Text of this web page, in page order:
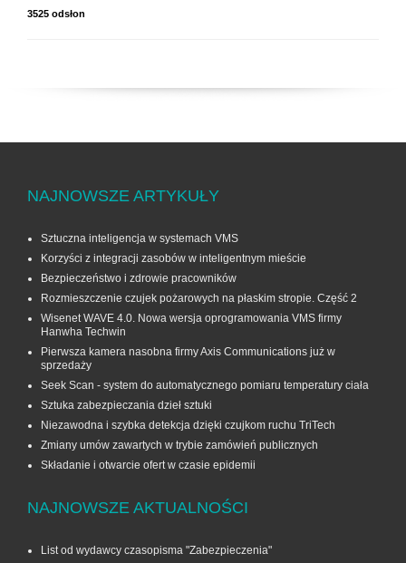
3525 odsłon
NAJNOWSZE ARTYKUŁY
Sztuczna inteligencja w systemach VMS
Korzyści z integracji zasobów w inteligentnym mieście
Bezpieczeństwo i zdrowie pracowników
Rozmieszczenie czujek pożarowych na płaskim stropie. Część 2
Wisenet WAVE 4.0. Nowa wersja oprogramowania VMS firmy
Hanwha Techwin
Pierwsza kamera nasobna firmy Axis Communications już w
sprzedaży
Seek Scan - system do automatycznego pomiaru temperatury ciała
Sztuka zabezpieczania dzieł sztuki
Niezawodna i szybka detekcja dzięki czujkom ruchu TriTech
Zmiany umów zawartych w trybie zamówień publicznych
Składanie i otwarcie ofert w czasie epidemii
NAJNOWSZE AKTUALNOŚCI
List od wydawcy czasopisma "Zabezpieczenia"